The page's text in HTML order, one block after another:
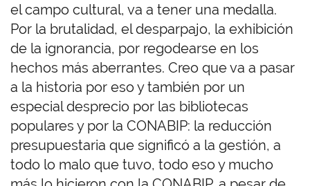
el campo cultural, va a tener una medalla.
Por la brutalidad, el desparpajo, la exhibición
de la ignorancia, por regodearse en los
hechos más aberrantes. Creo que va a pasar
a la historia por eso y también por un
especial desprecio por las bibliotecas
populares y por la CONABIP: la reducción
presupuestaria que significó a la gestión, a
todo lo malo que tuvo, todo eso y mucho